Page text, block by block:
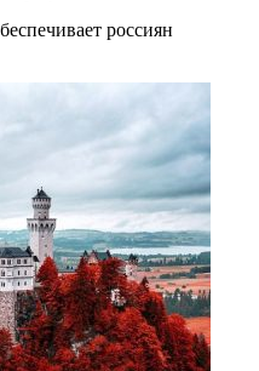
россиян